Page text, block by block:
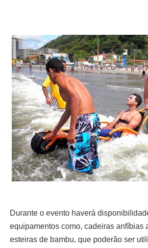
Durante o evento haverá
equipamentos como, cadeiras anfíbias
esteiras de bambu, que poderão ser